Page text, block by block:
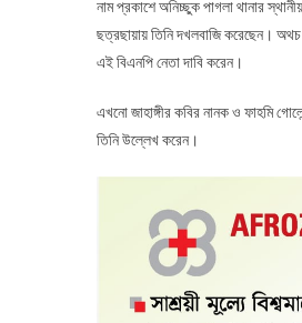
নাম প্রকাশে অনিচ্ছুক পাগলা থানার
ছত্রছায়ায় তিনি দখলবাজি করেছেন। অথচ
এই বিএনপি নেতা দাবি করেন।
এখনো জাহাঙ্গীর কবির নানক ও ফাহমি
তিনি উল্লেখ করেন।